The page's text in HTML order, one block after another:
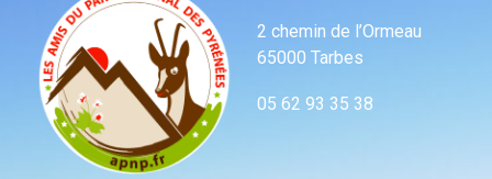
2 chemin de l’Ormeau
65000 Tarbes
05 62 93 35 38